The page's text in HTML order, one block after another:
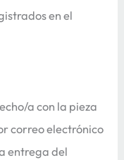
en el
a con la pieza
correo electrónico
entrega del